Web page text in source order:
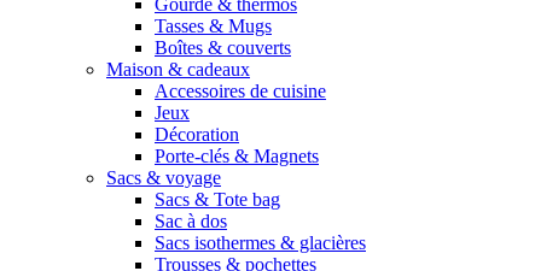
Gourde & thermos
Tasses & Mugs
Boîtes & couverts
Maison & cadeaux
Accessoires de cuisine
Jeux
Décoration
Porte-clés & Magnets
Sacs & voyage
Sacs & Tote bag
Sac à dos
Sacs isothermes & glacières
Trousses & pochettes